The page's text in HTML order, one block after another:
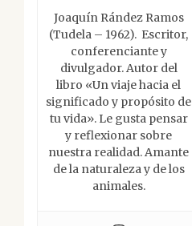
Joaquín Rández Ramos
(Tudela – 1962). Escritor,
conferenciante y
divulgador. Autor del
libro «Un viaje hacia el
significado y propósito de
tu vida». Le gusta pensar
y reflexionar sobre
nuestra realidad. Amante
de la naturaleza y de los
animales.